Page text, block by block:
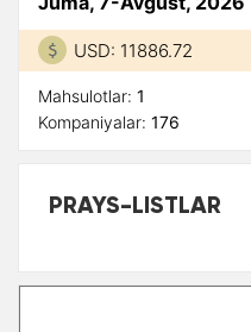
USD: 11886.72
Mahsulotlar: 1
Kompaniyalar: 176
PRAYS-LISTLAR